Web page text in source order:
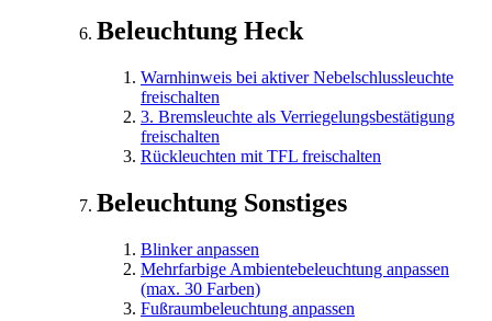
Beleuchtung Heck
Warnhinweis bei aktiver Nebelschlussleuchte
freischalten
3. Bremsleuchte als Verriegelungsbestätigung
freischalten
Rückleuchten mit TFL freischalten
Beleuchtung Sonstiges
Blinker anpassen
Mehrfarbige Ambientebeleuchtung anpassen
(max. 30 Farben)
Fußraumbeleuchtung anpassen